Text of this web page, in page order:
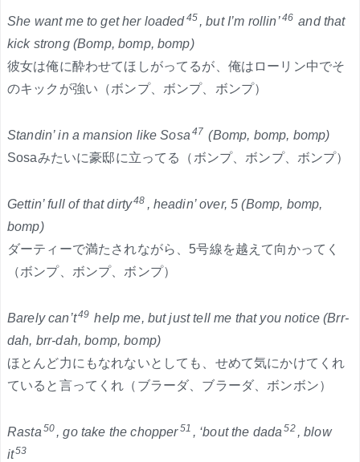
She want me to get her loaded45 , but I’m rollin’46 and that
kick strong (Bomp, bomp, bomp)
彼女は俺に酔わせてほしがってるが、俺はローリン中でそ
のキックが強い（ボンプ、ボンプ、ボンプ）
Standin’ in a mansion like Sosa 47 (Bomp, bomp, bomp)
Sosaみたいに豪邸に立ってる（ボンプ、ボンプ、ボンプ）
Gettin’ full of that dirty48 , headin’ over, 5 (Bomp, bomp,
bomp)
ダーティーで満たされながら、5号線を越えて向かってく
（ボンプ、ボンプ、ボンプ）
Barely can’t49 help me, but just tell me that you notice (Brr-
dah, brr-dah, bomp, bomp)
ほとんど力にもなれないとしても、せめて気にかけてくれ
ていると言ってくれ（ブラーダ、ブラーダ、ボンボン）
Rasta 50 , go take the chopper51 , ‘bout the dada 52 , blow
it53